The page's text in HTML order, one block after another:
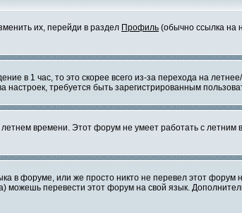
их, перейди в раздел Профиль (обычно ссылка на
в 1 час, то это скорее всего из-за перехода на
настроек, требуется быть зарегистрированным
времени. Этот форум не умеет работать с
в форуме, или же просто никто не перевел этот
можешь перевести этот форум на свой язык.